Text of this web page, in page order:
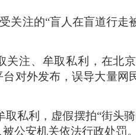
关注的“盲人在盲道行走
注、牟取私利，在北
对外发布，误导大量网
私利，虚假摆拍“街头
公安机关依法行政处罚。